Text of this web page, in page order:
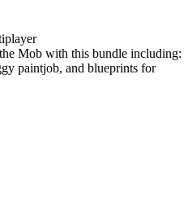
Mob with this bundle including:
paintjob, and blueprints for